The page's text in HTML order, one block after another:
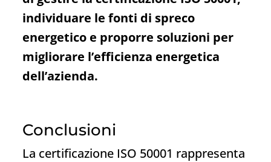
individuare le fonti di spreco
energetico e proporre soluzioni per
migliorare l’efficienza energetica
dell’azienda.
Conclusioni
La certificazione ISO 50001 rappresenta